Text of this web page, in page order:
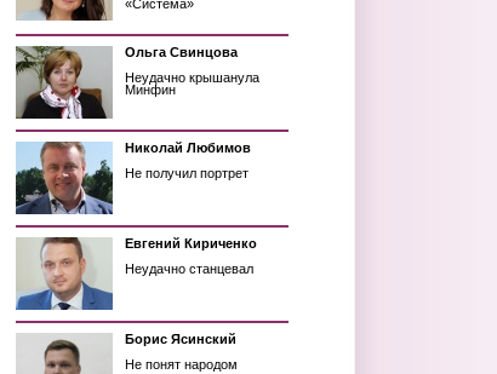
«Система»
Ольга Свинцова
Неудачно крышанула
Минфин
Николай Любимов
Не получил портрет
Евгений Кириченко
Неудачно станцевал
Борис Ясинский
Не понят народом